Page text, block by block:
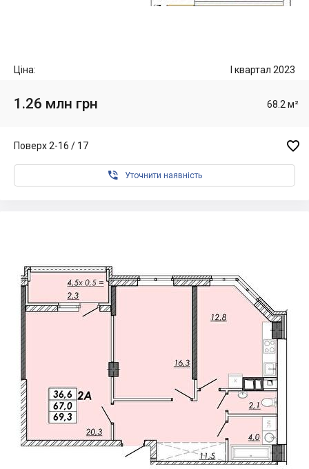
Ціна: I квартал 2023
1.26 млн грн 68.2 м²
Поверх 2-16 / 17 
 Уточнити наявність